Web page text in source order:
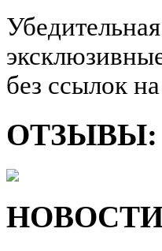
без ссылок
ОТЗЫВЫ: